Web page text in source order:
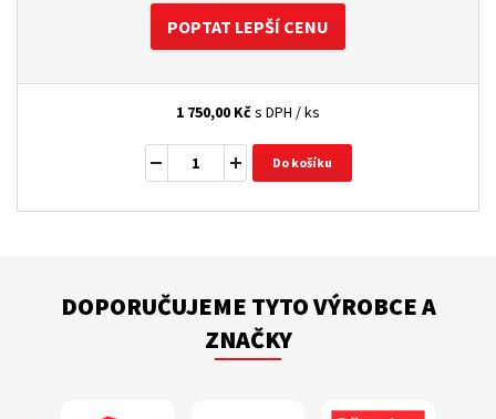
POPTAT LEPŠÍ CENU
1 750,00 Kčs DPH / ks
Do košíku
DOPORUČUJEME TYTO VÝROBCE A
ZNAČKY